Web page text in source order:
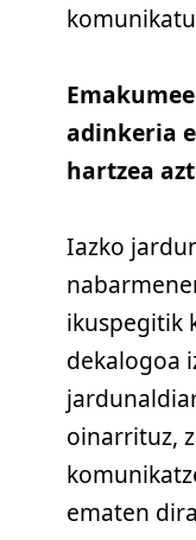
adinkeria
hartzea
Iazko
ikuspegitik
dekalogoa
oinarrituz,
ematen